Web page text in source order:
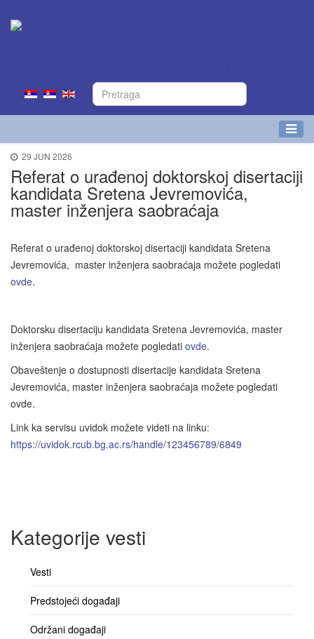
29 JUN 2026
Referat o urađenoj doktorskoj disertaciji
kandidata Sretena Jevremovića,
master inženjera saobraćaja
Referat o urađenoj doktorskoj disertaciji kandidata Sretena
Jevremovića, master inženjera saobraćaja možete pogledati
ovde.
Doktorsku disertaciju kandidata Sretena Jevremovića, master
inženjera saobraćaja možete pogledati ovde.
Obaveštenje o dostupnosti disertacije kandidata Sretena
Jevremovića, master inženjera saobraćaja možete pogledati
ovde.
Link ka servisu uvidok možete videti na linku:
https://uvidok.rcub.bg.ac.rs/handle/123456789/6849
Kategorije vesti
Vesti
Predstojeći događaji
Održani događaji